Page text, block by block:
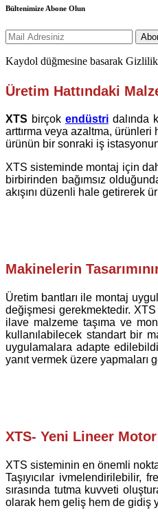
Bültenimize Abone Olun
Kaydol düğmesine basarak
Üretim Hattındaki
XTS birçok endüstridalında
arttırma veya azaltma, ürünleri
ürünün bir sonraki iş
XTS sisteminde montaj için
birbirinden bağımsız
akışını düzenli hale getirerek
Makinelerin
Üretim bantları ile montaj
değişmesi gerekmektedir.
ilave malzeme taşıma ve
kullanılabilecek standart bir
uygulamalara adapte
yanıt vermek üzere yapmaları
XTS- Yeni Lineer
XTS sisteminin en önemli
Taşıyıcılar ivmelendirilebilir,
sırasında tutma kuvveti
olarak hem geliş hem de gidiş